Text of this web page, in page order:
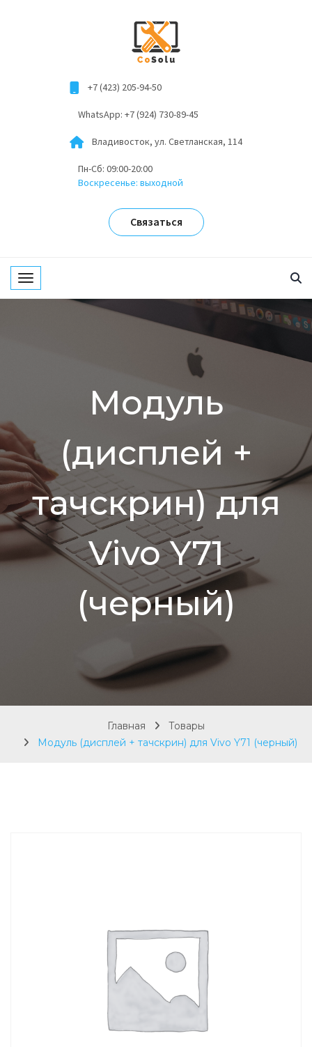
+7 (423) 205-94-50
WhatsApp: +7 (924) 730-89-45
Владивосток, ул. Светланская, 114
Пн-Сб: 09:00-20:00
Воскресенье: выходной
Связаться
Toggle navigation
Модуль
(дисплей +
тачскрин) для
Vivo Y71
(черный)
Главная
Товары
Модуль (дисплей + тачскрин) для Vivo Y71 (черный)